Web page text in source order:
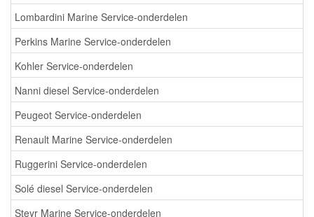
Lombardini Marine Service-onderdelen
Perkins Marine Service-onderdelen
Kohler Service-onderdelen
Nanni diesel Service-onderdelen
Peugeot Service-onderdelen
Renault Marine Service-onderdelen
Ruggerini Service-onderdelen
Solé diesel Service-onderdelen
Steyr Marine Service-onderdelen